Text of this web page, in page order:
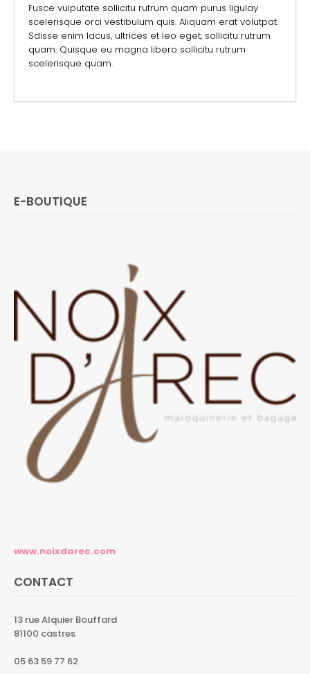
Fusce vulputate sollicitu rutrum quam purus ligulay
scelerisque orci vestibulum quis. Aliquam erat volutpat.
Sdisse enim lacus, ultrices et leo eget, sollicitu rutrum
quam. Quisque eu magna libero sollicitu rutrum
scelerisque quam.
E-BOUTIQUE
www.noixdarec.com
CONTACT
13 rue Alquier Bouffard
81100 castres
05 63 59 77 62